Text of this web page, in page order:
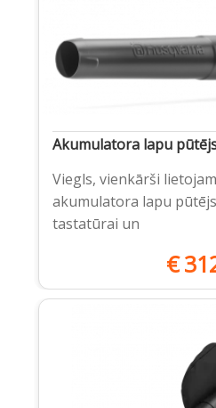
Akumulatora lapu
Viegls, vienkārši
akumulatora lapu
tastatūrai un
€